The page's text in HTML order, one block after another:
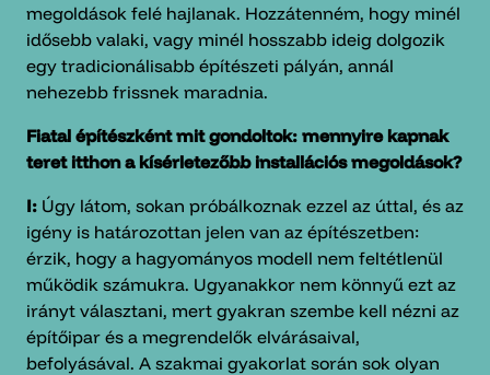
megoldások felé hajlanak. Hozzátenném, hogy minél
idősebb valaki, vagy minél hosszabb ideig dolgozik
egy tradicionálisabb építészeti pályán, annál
nehezebb frissnek maradnia.
Fiatal építészként mit gondoltok: mennyire kapnak
teret itthon a kísérletezőbb installációs megoldások?
I: Úgy látom, sokan próbálkoznak ezzel az úttal, és az
igény is határozottan jelen van az építészetben:
érzik, hogy a hagyományos modell nem feltétlenül
működik számukra. Ugyanakkor nem könnyű ezt az
irányt választani, mert gyakran szembe kell nézni az
építőipar és a megrendelők elvárásaival,
befolyásával. A szakmai gyakorlat során sok olyan